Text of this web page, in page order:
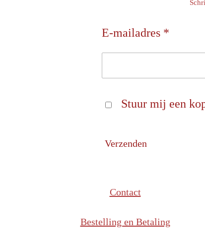
E-mailadres *
Stuur mij een
Verzenden
Contact
Bestelling en Betaling